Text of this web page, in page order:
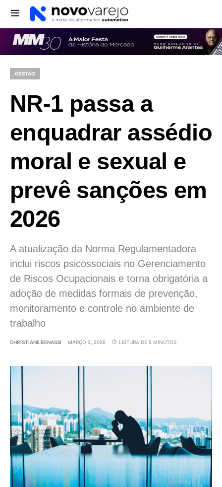
GESTÃO
NR-1 passa a
enquadrar assédio
moral e sexual e
prevê sanções em
2026
A atualização da Norma Regulamentadora
inclui riscos psicossociais no Gerenciamento
de Riscos Ocupacionais e torna obrigatória a
adoção de medidas formais de prevenção,
monitoramento e controle no ambiente de
trabalho
CHRISTIANE BENASSI MARÇO 2, 2026 LEITURA DE 5 MINUTOS